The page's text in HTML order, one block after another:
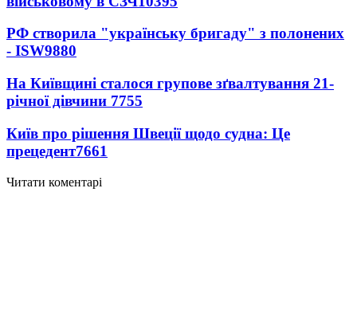
РФ створила "українську бригаду" з полонених
- ISW9880
На Київщині сталося групове зґвалтування 21-
річної дівчини 7755
Київ про рішення Швеції щодо судна: Це
прецедент7661
Читати коментарі